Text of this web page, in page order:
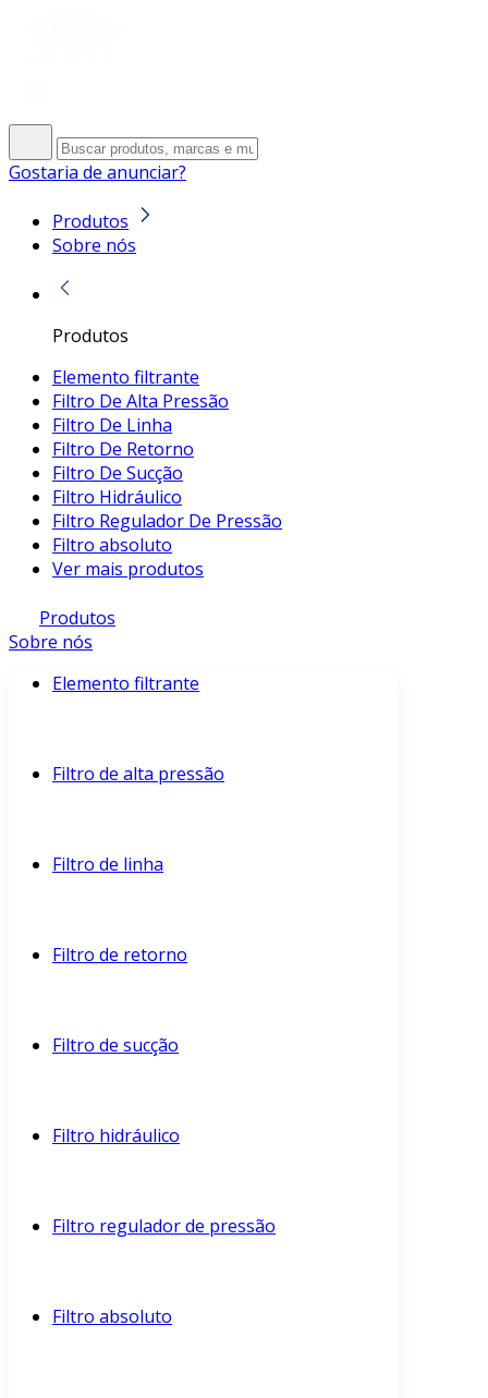
Gostaria de anunciar?
Produtos
Sobre nós
Produtos
Elemento filtrante
Filtro De Alta Pressão
Filtro De Linha
Filtro De Retorno
Filtro De Sucção
Filtro Hidráulico
Filtro Regulador De Pressão
Filtro absoluto
Ver mais produtos
Produtos
Sobre nós
Elemento filtrante
Filtro de alta pressão
Filtro de linha
Filtro de retorno
Filtro de sucção
Filtro hidráulico
Filtro regulador de pressão
Filtro absoluto